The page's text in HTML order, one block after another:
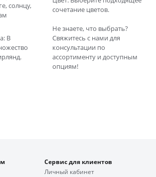
солнцу,
В
сочетание цветов.
Не знаете, что выбрать?
Свяжитесь с нами для
консультации по
ассортименту и доступным
опциям!
Сервис для клиентов
Личный кабинет